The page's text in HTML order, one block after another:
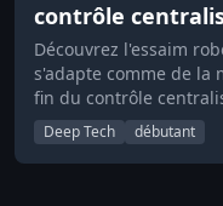
contrôle
Découvrez l'essaim
s'adapte comme de la
fin du contrôle
Deep Tech débutant